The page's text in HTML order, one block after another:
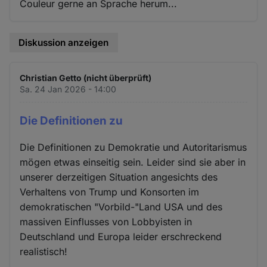
Couleur gerne an Sprache herum...
Diskussion anzeigen
Christian Getto (nicht überprüft)
Sa. 24 Jan 2026 - 14:00
Die Definitionen zu
Die Definitionen zu Demokratie und Autoritarismus
mögen etwas einseitig sein. Leider sind sie aber in
unserer derzeitigen Situation angesichts des
Verhaltens von Trump und Konsorten im
demokratischen "Vorbild-"Land USA und des
massiven Einflusses von Lobbyisten in
Deutschland und Europa leider erschreckend
realistisch!